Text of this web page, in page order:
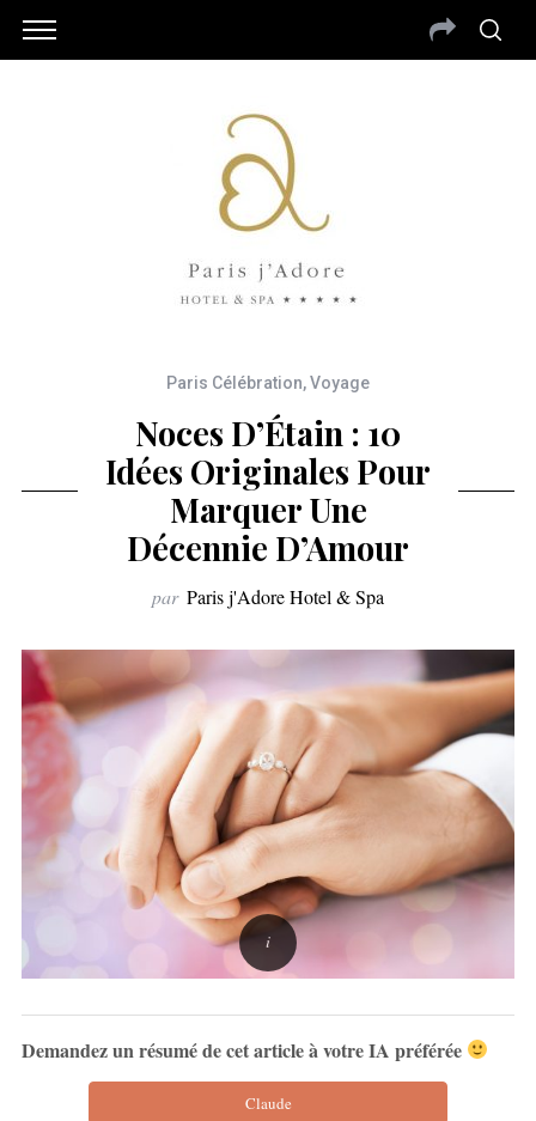
Paris Célébration,Voyage
Noces D’Étain : 10
Idées Originales Pour
Marquer Une
Décennie D’Amour
par Paris j'Adore Hotel & Spa
Demandez un résumé de cet article à votre IA préférée
Claude